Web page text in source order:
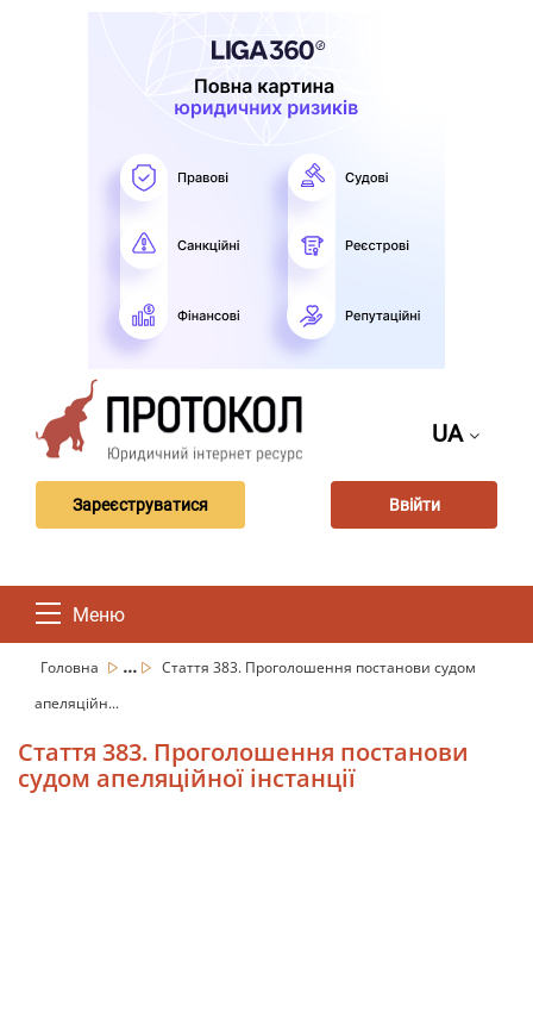
UA
Зареєструватися Ввійти
Меню
Головна ...
Стаття 383. Проголошення постанови судом
апеляційн...
Стаття 383. Проголошення постанови
судом апеляційної інстанції